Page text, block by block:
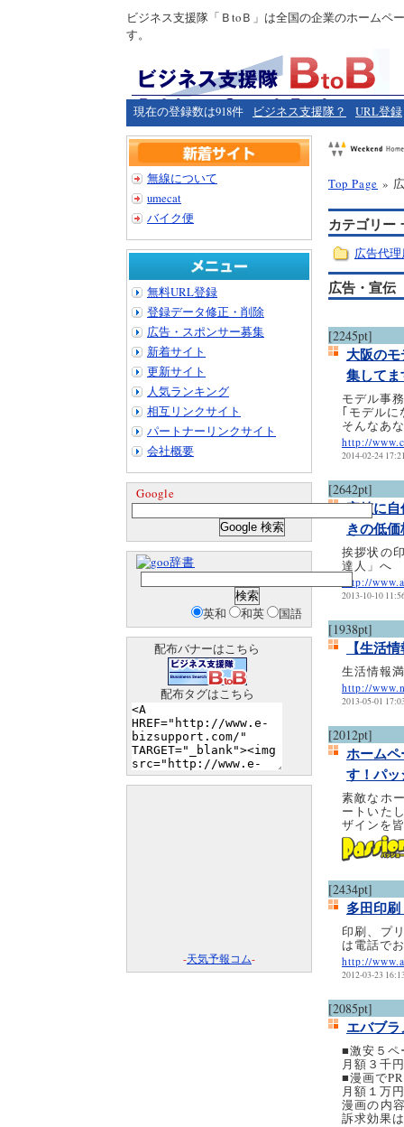
ビジネス支援隊「ＢtoＢ」は全国の企業のホームペ
す。
現在の登録数は918件 ビジネス支援隊？ URL登録
Top Page »
カテゴリー
広告代
広告・宣伝
[2245pt]
大阪の
集して
モデル事
｢モデル
そんなあ
http://
2014-02-24
[2642pt]
安値に
きの低
挨拶状の
達人」へ
http://
2013-10-10
[1938pt]
【生活
生活情報
http://
2013-05-01
[2012pt]
ホーム
す！パ
素敵なホ
ートいた
ザインを
[2434pt]
多田印刷
印刷、プ
は電話で
http://
2012-03-23
[2085pt]
エバブ
■激安５ペ
月額３千
■漫画で
月額１万
漫画の内
訴求効果
無線について
umecat
バイク便
無料URL登録
登録データ修正・削除
広告・スポンサー募集
新着サイト
更新サイト
人気ランキング
相互リンクサイト
パートナーリンクサイト
会社概要
Google
辞書
英和 和英 国語
配布バナーはこちら
配布タグはこちら
-天気予報コム-